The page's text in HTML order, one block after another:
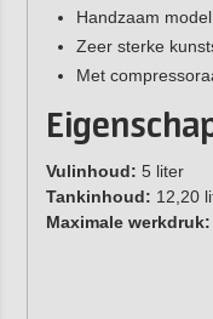
Handzaam
Zeer sterke
Met
Vulinhoud: 5 liter
Tankinhoud: 12,20
Maximale werkdruk: